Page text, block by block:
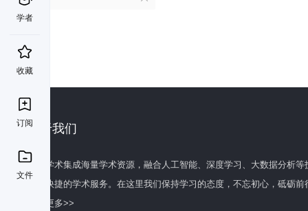
学者
收藏
订阅
文件
关于我们
百度学术集成海量学术资源，融合人工智能、深度学习、大数据分析
全面快捷的学术服务。在这里我们保持学习的态度，不忘初心，砥砺前
了解更多>>